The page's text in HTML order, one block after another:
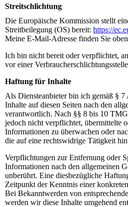
Streitschlichtung
Die Europäische Kommission stellt
Streitbeilegung (OS) bereit: https://
Meine E-Mail-Adresse finden Sie
Ich bin nicht bereit oder verpflichtet,
vor einer
Haftung für Inhalte
Als Diensteanbieter bin ich gemäß §
Inhalte auf diesen Seiten nach den
verantwortlich. Nach §§ 8 bis 10
jedoch nicht verpflichtet, übermittelte
Informationen zu überwachen oder
die auf eine rechtswidrige Tätigkeit
Verpflichtungen zur Entfernung oder
Informationen nach den allgemeinen
unberührt. Eine diesbezügliche
Zeitpunkt der Kenntnis einer
Bei Bekanntwerden von
werden wir diese Inhalte umgehend